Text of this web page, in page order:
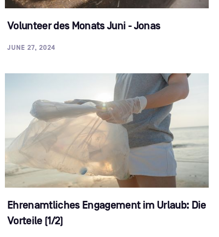
Volunteer des Monats Juni - Jonas
JUNE 27, 2024
Ehrenamtliches Engagement im Urlaub: Die
Vorteile (1/2)